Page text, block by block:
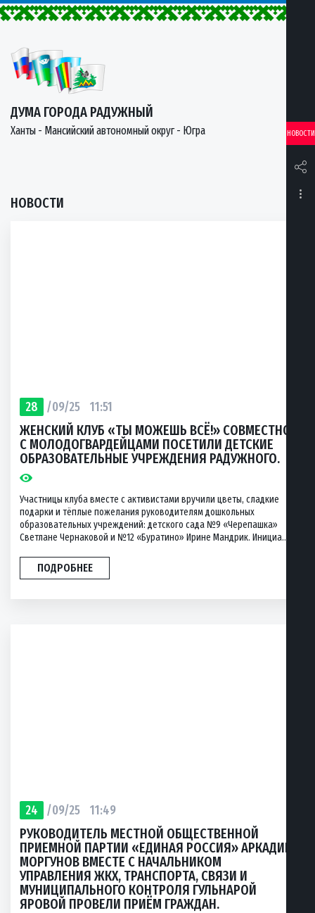
ДУМА ГОРОДА РАДУЖНЫЙ
Ханты - Мансийский автономный округ - Югра НОВОСТИ
НОВОСТИ
28 /09/25 11:51
ЖЕНСКИЙ КЛУБ «ТЫ МОЖЕШЬ ВСЁ!» СОВМЕСТНО
С МОЛОДОГВАРДЕЙЦАМИ ПОСЕТИЛИ ДЕТСКИЕ
ОБРАЗОВАТЕЛЬНЫЕ УЧРЕЖДЕНИЯ РАДУЖНОГО.
Участницы клуба вместе с активистами вручили цветы, сладкие
подарки и тёплые пожелания руководителям дошкольных
образовательных учреждений: детского сада №9 «Черепашка»
Светлане Чернаковой и №12 «Буратино» Ирине Мандрик. Инициа...
ПОДРОБНЕЕ
24 /09/25 11:49
РУКОВОДИТЕЛЬ МЕСТНОЙ ОБЩЕСТВЕННОЙ
ПРИЕМНОЙ ПАРТИИ «ЕДИНАЯ РОССИЯ» АРКАДИЙ
МОРГУНОВ ВМЕСТЕ С НАЧАЛЬНИКОМ
УПРАВЛЕНИЯ ЖКХ, ТРАНСПОРТА, СВЯЗИ И
МУНИЦИПАЛЬНОГО КОНТРОЛЯ ГУЛЬНАРОЙ
ЯРОВОЙ ПРОВЕЛИ ПРИЁМ ГРАЖДАН.